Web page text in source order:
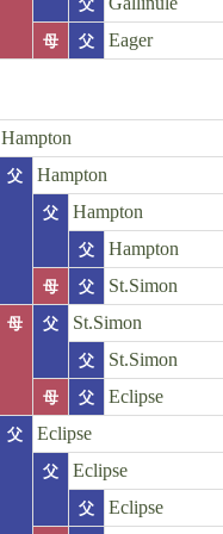
父
母 父 Eager
Hampton
父 Hampton
父 Hampton
父 Hampton
母 父 St.Simon
母 父 St.Simon
父 St.Simon
母 父 Eclipse
父 Eclipse
父 Eclipse
父
Eclipse